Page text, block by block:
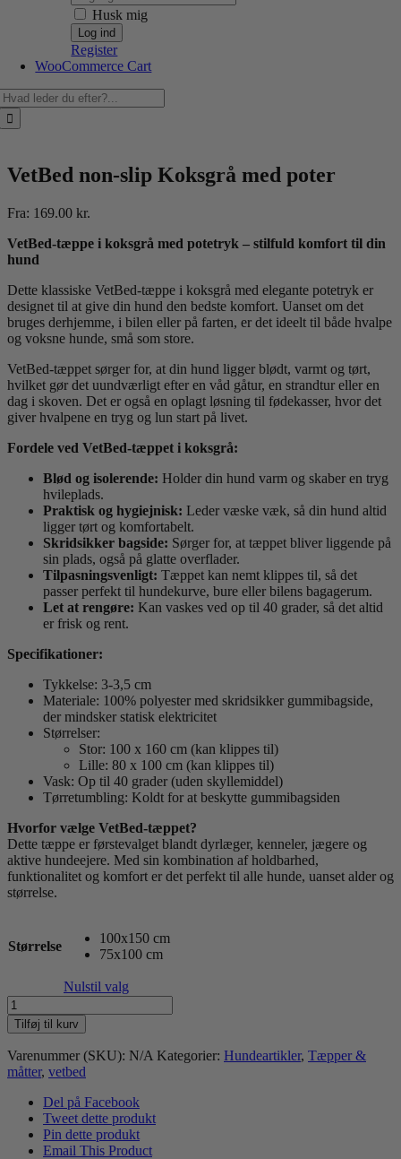
Husk mig
Register
WooCommerce Cart
VetBed non-slip Koksgrå med poter
Fra: 169.00 kr.
VetBed-tæppe i koksgrå med potetryk – stilfuld komfort til din
hund
Dette klassiske VetBed-tæppe i koksgrå med elegante potetryk er
designet til at give din hund den bedste komfort. Uanset om det
bruges derhjemme, i bilen eller på farten, er det ideelt til både hvalpe
og voksne hunde, små som store.
VetBed-tæppet sørger for, at din hund ligger blødt, varmt og tørt,
hvilket gør det uundværligt efter en våd gåtur, en strandtur eller en
dag i skoven. Det er også en oplagt løsning til fødekasser, hvor det
giver hvalpene en tryg og lun start på livet.
Fordele ved VetBed-tæppet i koksgrå:
Blød og isolerende: Holder din hund varm og skaber en tryg
hvileplads.
Praktisk og hygiejnisk: Leder væske væk, så din hund altid
ligger tørt og komfortabelt.
Skridsikker bagside: Sørger for, at tæppet bliver liggende på
sin plads, også på glatte overflader.
Tilpasningsvenligt: Tæppet kan nemt klippes til, så det
passer perfekt til hundekurve, bure eller bilens bagagerum.
Let at rengøre: Kan vaskes ved op til 40 grader, så det altid
er frisk og rent.
Specifikationer:
Tykkelse: 3-3,5 cm
Materiale: 100% polyester med skridsikker gummibagside,
der mindsker statisk elektricitet
Størrelser:
Stor: 100 x 160 cm (kan klippes til)
Lille: 80 x 100 cm (kan klippes til)
Vask: Op til 40 grader (uden skyllemiddel)
Tørretumbling: Koldt for at beskytte gummibagsiden
Hvorfor vælge VetBed-tæppet?
Dette tæppe er førstevalget blandt dyrlæger, kenneler, jægere og
aktive hundeejere. Med sin kombination af holdbarhed,
funktionalitet og komfort er det perfekt til alle hunde, uanset alder og
størrelse.
Størrelse
100x150 cm
75x100 cm
Nulstil valg
VetBed
non-
slip
Koksgrå
med
poter
antal
Tilføj til kurv
Varenummer (SKU): N/A Kategorier: Hundeartikler, Tæpper &
måtter, vetbed
Del på Facebook
Tweet dette produkt
Pin dette produkt
Email This Product